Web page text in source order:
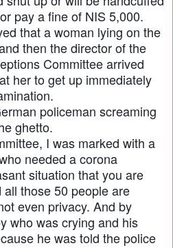
pay a fine of NIS 5,000.
that a woman lying on the
then the director of the
Committee arrived
her to get up immediately
policeman screaming
ghetto.
I was marked with a
needed a corona
situation that you are
those 50 people are
even privacy. And by
who was crying and his
he was told the police